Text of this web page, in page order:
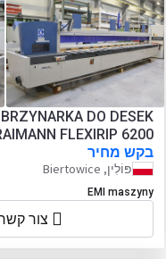
DO DESEK
FLEXIRIP 6200
בקש מחיר
פּוֹלִין, Biertowice
EMI maszyny
צור